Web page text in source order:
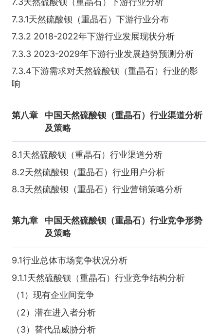
7.3.1天然硫酸钡（重晶石）下游行业分布
7.3.2 2018-2022年下游行业发展现状分析
7.3.3 2023-2029年下游行业发展趋势预测分析
7.3.4下游需求对天然硫酸钡（重晶石）行业的影
响
第八章
中国天然硫酸钡（重晶石）行业渠道分析
及策略
8.1天然硫酸钡（重晶石）行业渠道分析
8.2天然硫酸钡（重晶石）行业用户分析
8.3天然硫酸钡（重晶石）行业营销策略分析
第九章
中国天然硫酸钡（重晶石）行业竞争形势
及策略
9.1行业总体市场竞争状况分析
9.1.1天然硫酸钡（重晶石）行业竞争结构分析
（1）现有企业间竞争
（2）潜在进入者分析
（3）替代品威胁分析